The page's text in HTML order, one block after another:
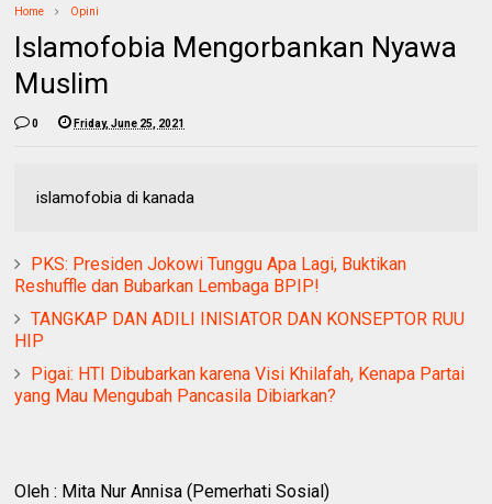
Home Opini
Islamofobia Mengorbankan Nyawa
Muslim
0 Friday, June 25, 2021
islamofobia di kanada
PKS: Presiden Jokowi Tunggu Apa Lagi, Buktikan
Reshuffle dan Bubarkan Lembaga BPIP!
TANGKAP DAN ADILI INISIATOR DAN KONSEPTOR RUU
HIP
Pigai: HTI Dibubarkan karena Visi Khilafah, Kenapa Partai
yang Mau Mengubah Pancasila Dibiarkan?
Oleh : Mita Nur Annisa (Pemerhati Sosial)